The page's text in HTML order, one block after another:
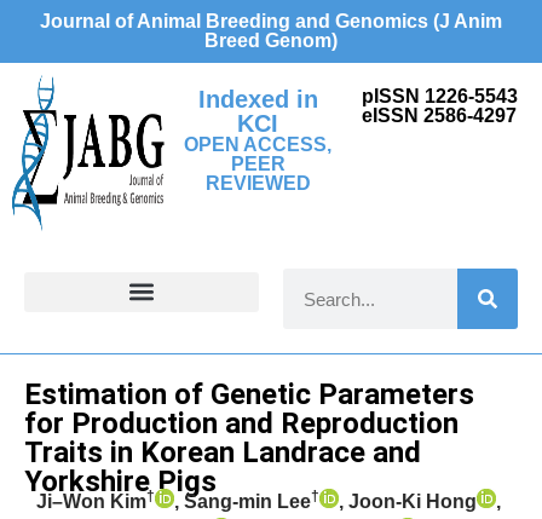
Journal of Animal Breeding and Genomics (J Anim
Breed Genom)
Indexed in
KCI
OPEN ACCESS,
PEER
REVIEWED
pISSN 1226-5543
eISSN 2586-4297
Research Article
Estimation of Genetic Parameters
for Production and Reproduction
Traits in Korean Landrace and
Yorkshire Pigs
Ji–Won Kim† , Sang-min Lee† , Joon-Ki Hong
,